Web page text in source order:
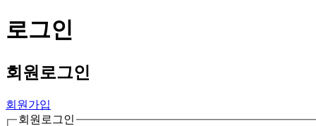
로그인
회원 로그인
회원가입
회원로그인